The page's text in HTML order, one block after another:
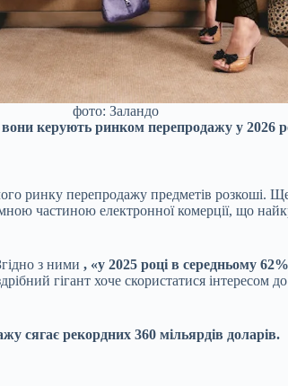
фото: Заландо
керують ринком перепродажу у 2026
ринку перепродажу предметів розкоші.
частиною електронної комерції, що
з ними , «у 2025 році в середньому
гігант хоче скористатися інтересом
сягає рекордних 360 мільярдів доларів.